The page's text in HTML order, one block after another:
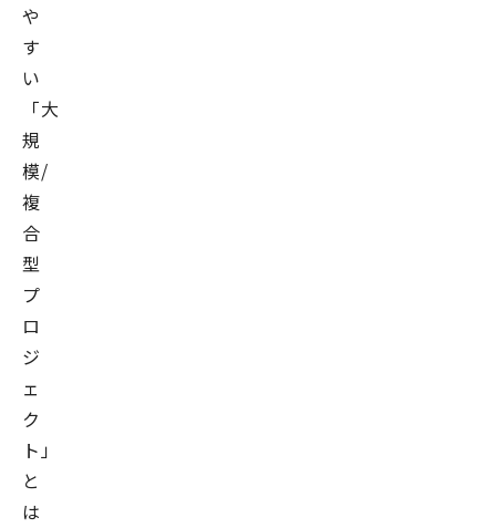
や
す
い
「大
規
模/
複
合
型
プ
ロ
ジ
ェ
ク
ト」
と
は